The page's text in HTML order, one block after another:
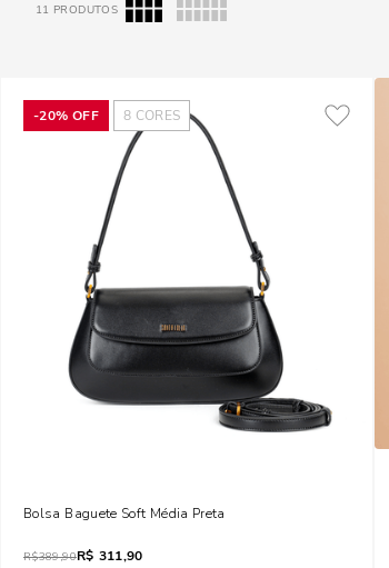
11 PRODUTOS
-20% OFF 8 CORES
Bolsa Baguete Soft Média Preta
R$389,90R$ 311,90